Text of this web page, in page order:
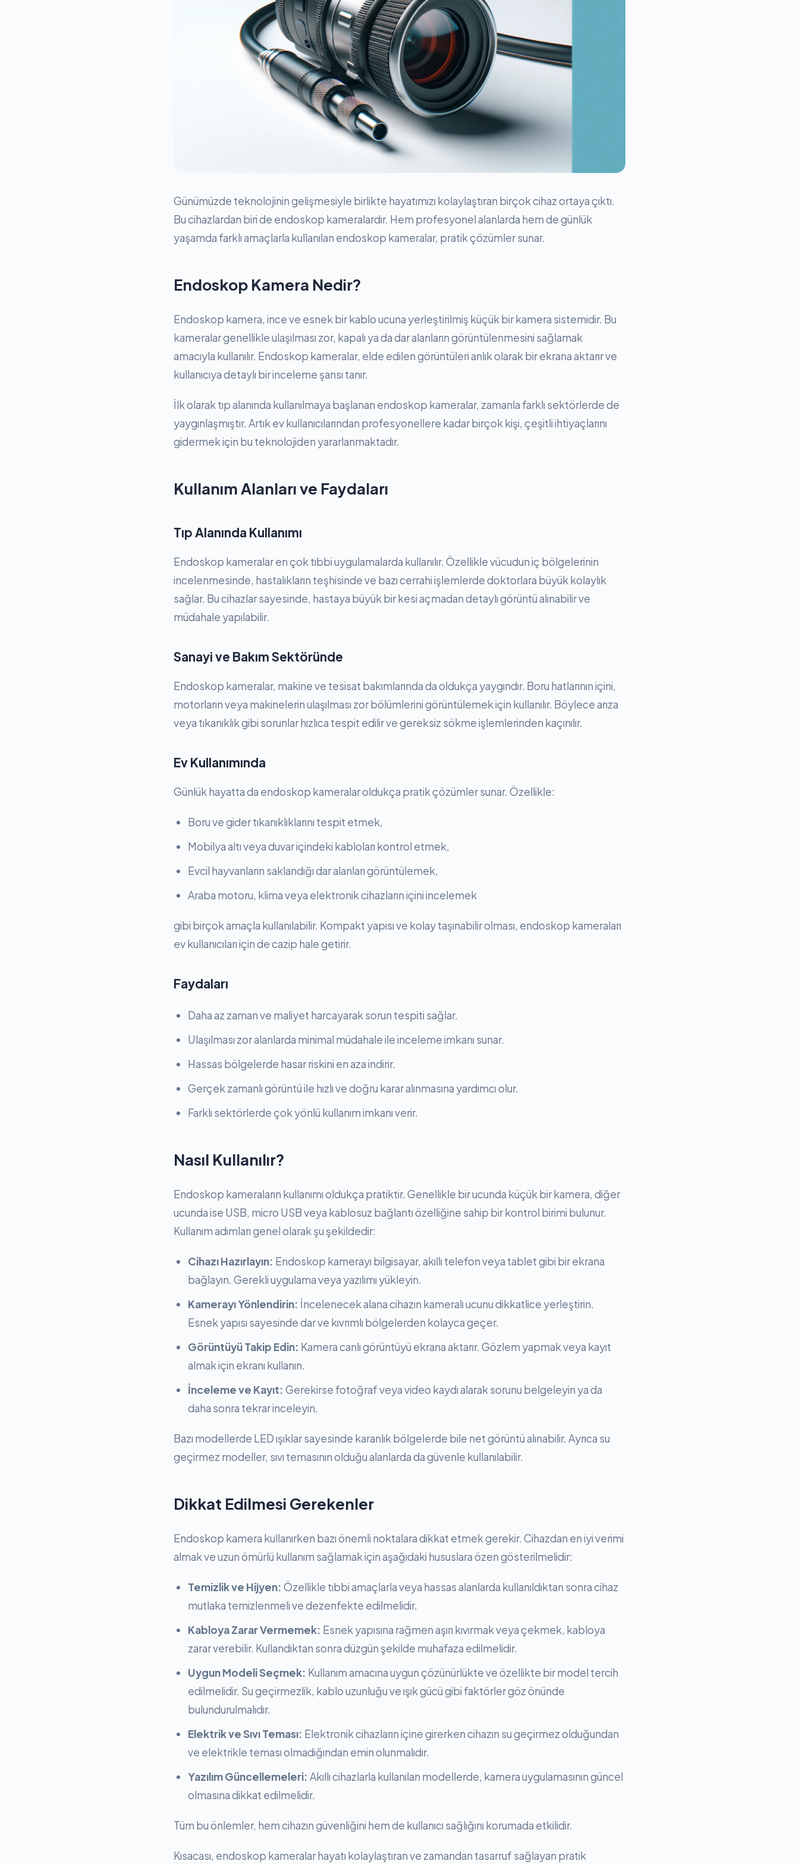
Günümüzde teknolojinin gelişmesiyle birlikte hayatımızı kolaylaştıran birçok cihaz ortaya çıktı.
Bu cihazlardan biri de endoskop kameralardır. Hem profesyonel alanlarda hem de günlük
yaşamda farklı amaçlarla kullanılan endoskop kameralar, pratik çözümler sunar.
Endoskop Kamera Nedir?
Endoskop kamera, ince ve esnek bir kablo ucuna yerleştirilmiş küçük bir kamera sistemidir. Bu
kameralar genellikle ulaşılması zor, kapalı ya da dar alanların görüntülenmesini sağlamak
amacıyla kullanılır. Endoskop kameralar, elde edilen görüntüleri anlık olarak bir ekrana aktarır ve
kullanıcıya detaylı bir inceleme şansı tanır.
İlk olarak tıp alanında kullanılmaya başlanan endoskop kameralar, zamanla farklı sektörlerde de
yaygınlaşmıştır. Artık ev kullanıcılarından profesyonellere kadar birçok kişi, çeşitli ihtiyaçlarını
gidermek için bu teknolojiden yararlanmaktadır.
Kullanım Alanları ve Faydaları
Tıp Alanında Kullanımı
Endoskop kameralar en çok tıbbi uygulamalarda kullanılır. Özellikle vücudun iç bölgelerinin
incelenmesinde, hastalıkların teşhisinde ve bazı cerrahi işlemlerde doktorlara büyük kolaylık
sağlar. Bu cihazlar sayesinde, hastaya büyük bir kesi açmadan detaylı görüntü alınabilir ve
müdahale yapılabilir.
Sanayi ve Bakım Sektöründe
Endoskop kameralar, makine ve tesisat bakımlarında da oldukça yaygındır. Boru hatlarının içini,
motorların veya makinelerin ulaşılması zor bölümlerini görüntülemek için kullanılır. Böylece arıza
veya tıkanıklık gibi sorunlar hızlıca tespit edilir ve gereksiz sökme işlemlerinden kaçınılır.
Ev Kullanımında
Günlük hayatta da endoskop kameralar oldukça pratik çözümler sunar. Özellikle:
Boru ve gider tıkanıklıklarını tespit etmek,
Mobilya altı veya duvar içindeki kabloları kontrol etmek,
Evcil hayvanların saklandığı dar alanları görüntülemek,
Araba motoru, klima veya elektronik cihazların içini incelemek
gibi birçok amaçla kullanılabilir. Kompakt yapısı ve kolay taşınabilir olması, endoskop kameraları
ev kullanıcıları için de cazip hale getirir.
Faydaları
Daha az zaman ve maliyet harcayarak sorun tespiti sağlar.
Ulaşılması zor alanlarda minimal müdahale ile inceleme imkanı sunar.
Hassas bölgelerde hasar riskini en aza indirir.
Gerçek zamanlı görüntü ile hızlı ve doğru karar alınmasına yardımcı olur.
Farklı sektörlerde çok yönlü kullanım imkanı verir.
Nasıl Kullanılır?
Endoskop kameraların kullanımı oldukça pratiktir. Genellikle bir ucunda küçük bir kamera, diğer
ucunda ise USB, micro USB veya kablosuz bağlantı özelliğine sahip bir kontrol birimi bulunur.
Kullanım adımları genel olarak şu şekildedir:
Cihazı Hazırlayın: Endoskop kamerayı bilgisayar, akıllı telefon veya tablet gibi bir ekrana
bağlayın. Gerekli uygulama veya yazılımı yükleyin.
Kamerayı Yönlendirin: İncelenecek alana cihazın kameralı ucunu dikkatlice yerleştirin.
Esnek yapısı sayesinde dar ve kıvrımlı bölgelerden kolayca geçer.
Görüntüyü Takip Edin: Kamera canlı görüntüyü ekrana aktarır. Gözlem yapmak veya kayıt
almak için ekranı kullanın.
İnceleme ve Kayıt: Gerekirse fotoğraf veya video kaydı alarak sorunu belgeleyin ya da
daha sonra tekrar inceleyin.
Bazı modellerde LED ışıklar sayesinde karanlık bölgelerde bile net görüntü alınabilir. Ayrıca su
geçirmez modeller, sıvı temasının olduğu alanlarda da güvenle kullanılabilir.
Dikkat Edilmesi Gerekenler
Endoskop kamera kullanırken bazı önemli noktalara dikkat etmek gerekir. Cihazdan en iyi verimi
almak ve uzun ömürlü kullanım sağlamak için aşağıdaki hususlara özen gösterilmelidir:
Temizlik ve Hijyen: Özellikle tıbbi amaçlarla veya hassas alanlarda kullanıldıktan sonra cihaz
mutlaka temizlenmeli ve dezenfekte edilmelidir.
Kabloya Zarar Vermemek: Esnek yapısına rağmen aşırı kıvırmak veya çekmek, kabloya
zarar verebilir. Kullandıktan sonra düzgün şekilde muhafaza edilmelidir.
Uygun Modeli Seçmek: Kullanım amacına uygun çözünürlükte ve özellikte bir model tercih
edilmelidir. Su geçirmezlik, kablo uzunluğu ve ışık gücü gibi faktörler göz önünde
bulundurulmalıdır.
Elektrik ve Sıvı Teması: Elektronik cihazların içine girerken cihazın su geçirmez olduğundan
ve elektrikle teması olmadığından emin olunmalıdır.
Yazılım Güncellemeleri: Akıllı cihazlarla kullanılan modellerde, kamera uygulamasının güncel
olmasına dikkat edilmelidir.
Tüm bu önlemler, hem cihazın güvenliğini hem de kullanıcı sağlığını korumada etkilidir.
Kısacası, endoskop kameralar hayatı kolaylaştıran ve zamandan tasarruf sağlayan pratik